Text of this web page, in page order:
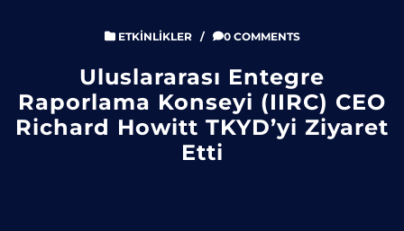
ETKINLIKLER/ 0 COMMENTS
Uluslararası Entegre
Raporlama Konseyi (IIRC) CEO
Richard Howitt TKYD’yi Ziyaret
Etti